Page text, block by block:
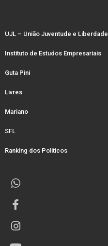
UJL – União Juventude e Liberdade
Instituto de Estudos Empresariais
Guta Pini
Livres
Mariano
SFL
Ranking dos Politicos